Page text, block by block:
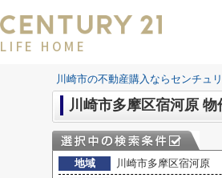
LIFE HOME
川崎市の不動産購入ならセンチュ
川崎市多摩区宿河原 物
地域
川崎市多摩区宿河原